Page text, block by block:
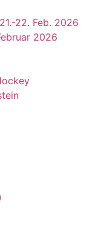
22. Feb. 2026
2026